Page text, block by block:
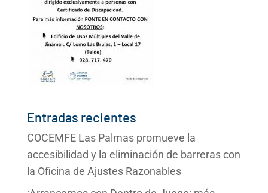
Entradas recientes
COCEMFE Las Palmas promueve la
accesibilidad y la eliminación de barreras con
la Oficina de Ajustes Razonables